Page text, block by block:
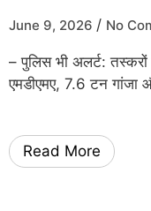
June 9, 2026 / No
– पुलिस भी अलर्ट:
एमडीएमए, 7.6 टन गांजा
Read More